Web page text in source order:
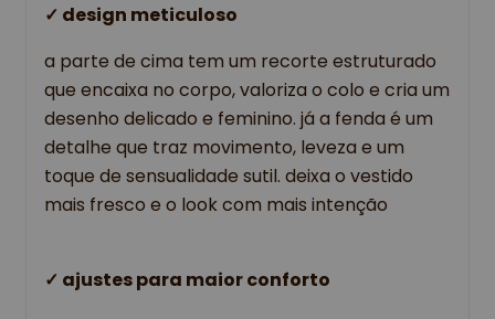
✓ design meticuloso
a parte de cima tem um recorte estruturado
que encaixa no corpo, valoriza o colo e cria um
desenho delicado e feminino. já a fenda é um
detalhe que traz movimento, leveza e um
toque de sensualidade sutil. deixa o vestido
mais fresco e o look com mais intenção
✓ ajustes para maior conforto